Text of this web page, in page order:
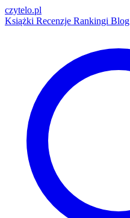
czytelo.pl
Książki Recenzje Rankingi Blog